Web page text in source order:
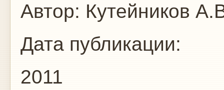
Автор: Кутейников
Дата публикации:
2011